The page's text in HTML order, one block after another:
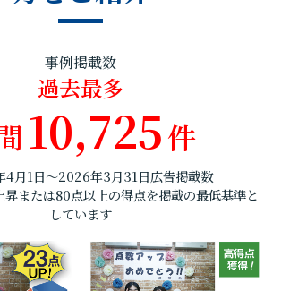
事例掲載数
過去最多
10,725件
月1日～2026年3月31日広告掲載数
または80点以上の得点を掲載の最低基準と
しています